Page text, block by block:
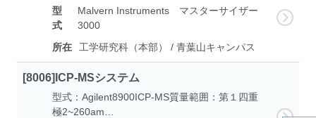
型
式
Malvern Instruments マスターサイザー
3000
所在
工学研究科（本部） / 青葉山キャンパス
[8006]ICP-MSシステム
型式：Agilent8900ICP-MS質量範囲：第１四重
極2~260am…